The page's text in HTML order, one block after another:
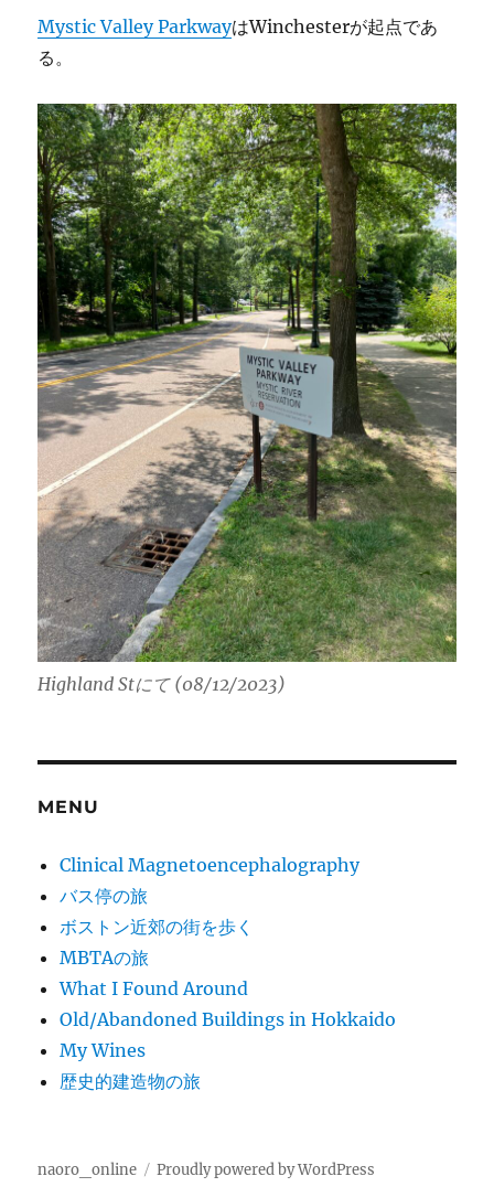
Mystic Valley ParkwayはWinchesterが起点であ
る。
Highland Stにて (08/12/2023)
MENU
Clinical Magnetoencephalography
バス停の旅
ボストン近郊の街を歩く
MBTAの旅
What I Found Around
Old/Abandoned Buildings in Hokkaido
My Wines
歴史的建造物の旅
naoro_online Proudly powered by WordPress